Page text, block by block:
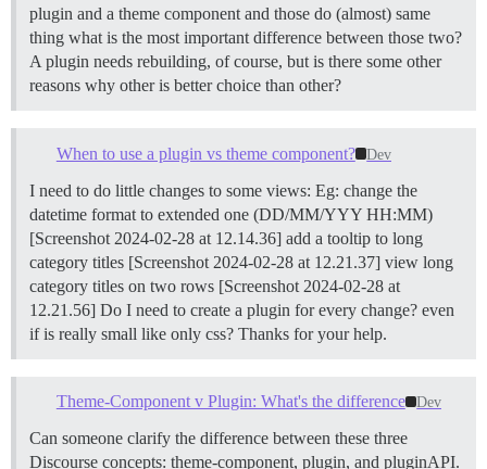
plugin and a theme component and those do (almost) same
thing what is the most important difference between those two?
A plugin needs rebuilding, of course, but is there some other
reasons why other is better choice than other?
When to use a plugin vs theme component? Dev
I need to do little changes to some views: Eg: change the
datetime format to extended one (DD/MM/YYY HH:MM)
[Screenshot 2024-02-28 at 12.14.36] add a tooltip to long
category titles [Screenshot 2024-02-28 at 12.21.37] view long
category titles on two rows [Screenshot 2024-02-28 at
12.21.56] Do I need to create a plugin for every change? even
if is really small like only css? Thanks for your help.
Theme-Component v Plugin: What's the difference Dev
Can someone clarify the difference between these three
Discourse concepts: theme-component, plugin, and pluginAPI.